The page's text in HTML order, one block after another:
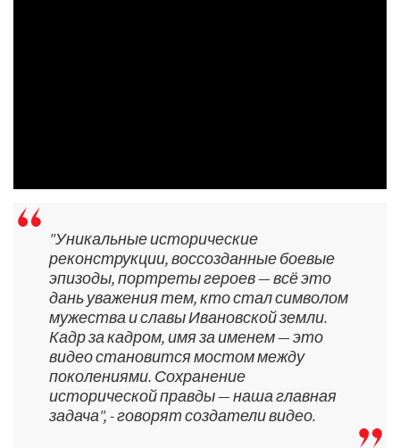
"Уникальные исторические
реконструкции, воссозданные боевые
эпизоды, портреты героев — всё это
дань уважения тем, кто стал символом
мужества и славы Ивановской земли.
Кадр за кадром, имя за именем — это
видео становится мостом между
поколениями. Сохранение
исторической правды — наша главная
задача", - говорят создатели видео.